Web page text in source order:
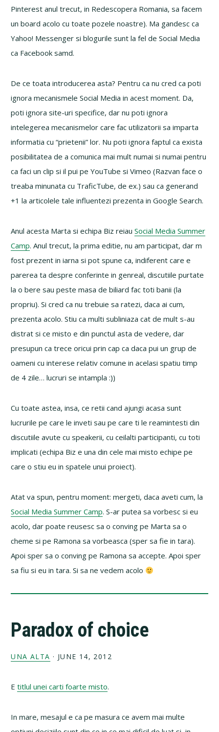
Pinterest anul trecut, in Redescopera Romania, sa facem
un board acolo cu toate pozele noastre). Ma gandesc ca
Yahoo! Messenger si blogurile sunt la fel de Social Media
ca Facebook samd.
De ce toata introducerea asta? Pentru ca nu cred ca poti
ignora mecanismele Social Media in acest moment. Da,
poti ignora site-uri specifice, dar nu poti ignora
intelegerea mecanismelor care fac utilizatorii sa imparta
informatia cu “prietenii” lor. Nu poti ignora faptul ca exista
posibilitatea de a comunica mai mult numai si numai pentru
ca faci un clip si il pui pe YouTube si Vimeo (Razvan face o
treaba minunata cu TraficTube, de ex.) sau ca generand
+1 la articolele tale influentezi prezenta in Google Search.
Anul acesta Marta si echipa Biz reiauSocial Media Summer
Camp. Anul trecut, la prima editie, nu am participat, dar m
fost prezent in iarna si pot spune ca, indiferent care e
parerea ta despre conferinte in genreal, discutiile purtate
la o bere sau peste masa de biliard fac toti banii (la
propriu). Si cred ca nu trebuie sa ratezi, daca ai cum,
prezenta acolo. Stiu ca multi subliniaza cat de mult s-au
distrat si ce misto e din punctul asta de vedere, dar
presupun ca trece oricui prin cap ca daca pui un grup de
oameni cu interese relativ comune in acelasi spatiu timp
de 4 zile… lucruri se intampla :))
Cu toate astea, insa, ce retii cand ajungi acasa sunt
lucrurile pe care le inveti sau pe care ti le reamintesti din
discutiile avute cu speakerii, cu ceilalti participanti, cu toti
implicati (echipa Biz e una din cele mai misto echipe pe
care o stiu eu in spatele unui proiect).
Atat va spun, pentru moment: mergeti, daca aveti cum, la
Social Media Summer Camp. S-ar putea sa vorbesc si eu
acolo, dar poate reusesc sa o conving pe Marta sa o
cheme si pe Ramona sa vorbeasca (sper sa fie in tara).
Apoi sper sa o conving pe Ramona sa accepte. Apoi sper
sa fiu si eu in tara. Si sa ne vedem acolo
Paradox of choice
UNA ALTA · JUNE 14, 2012
Etitlul unei carti foarte misto.
In mare, mesajul e ca pe masura ce avem mai multe